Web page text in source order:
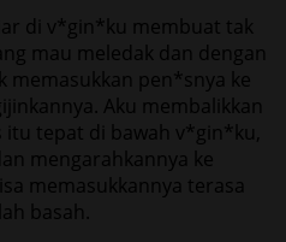
di v*gin*ku membuat tak
mau meledak dan dengan
memasukkan pen*snya ke
Aku membalikkan
itu tepat di bawah v*gin*ku,
mengarahkannya ke
memasukkannya terasa
basah.